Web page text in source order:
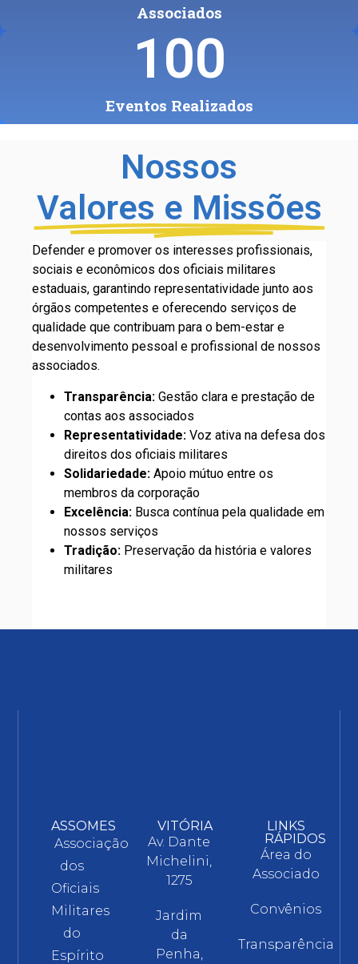
Associados
Eventos Realizados
100
Nossos
Valores e Missões
Defender e promover os interesses profissionais,
sociais e econômicos dos oficiais militares
estaduais, garantindo representatividade junto aos
órgãos competentes e oferecendo serviços de
qualidade que contribuam para o bem-estar e
desenvolvimento pessoal e profissional de nossos
associados.
Transparência: Gestão clara e prestação de
contas aos associados
Representatividade: Voz ativa na defesa dos
direitos dos oficiais militares
Solidariedade: Apoio mútuo entre os
membros da corporação
Excelência: Busca contínua pela qualidade em
nossos serviços
Tradição: Preservação da história e valores
militares
ASSOMES
Associação
dos
Oficiais
Militares
do
Espírito
VITÓRIA
Av. Dante
Michelini,
1275
Jardim
da
Penha,
LINKS
RÁPIDOS
Área do
Associado
Convênios
Transparência